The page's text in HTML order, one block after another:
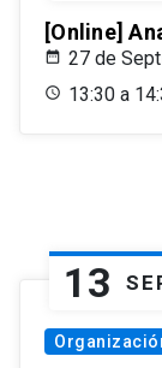
[Online]
27 de
13:30 a
13